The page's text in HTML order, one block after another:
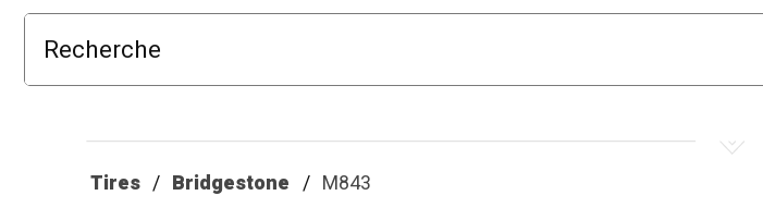
Recherche
Tires Bridgestone M843